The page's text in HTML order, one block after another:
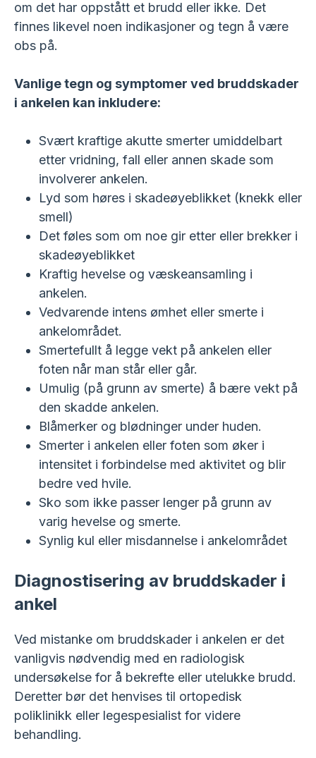
om det har oppstått et brudd eller ikke. Det
finnes likevel noen indikasjoner og tegn å være
obs på.
Vanlige tegn og symptomer ved bruddskader
i ankelen kan inkludere:
Svært kraftige akutte smerter umiddelbart
etter vridning, fall eller annen skade som
involverer ankelen.
Lyd som høres i skadeøyeblikket (knekk eller
smell)
Det føles som om noe gir etter eller brekker i
skadeøyeblikket
Kraftig hevelse og væskeansamling i
ankelen.
Vedvarende intens ømhet eller smerte i
ankelområdet.
Smertefullt å legge vekt på ankelen eller
foten når man står eller går.
Umulig (på grunn av smerte) å bære vekt på
den skadde ankelen.
Blåmerker og blødninger under huden.
Smerter i ankelen eller foten som øker i
intensitet i forbindelse med aktivitet og blir
bedre ved hvile.
Sko som ikke passer lenger på grunn av
varig hevelse og smerte.
Synlig kul eller misdannelse i ankelområdet
Diagnostisering av bruddskader i
ankel
Ved mistanke om bruddskader i ankelen er det
vanligvis nødvendig med en radiologisk
undersøkelse for å bekrefte eller utelukke brudd.
Deretter bør det henvises til ortopedisk
poliklinikk eller legespesialist for videre
behandling.